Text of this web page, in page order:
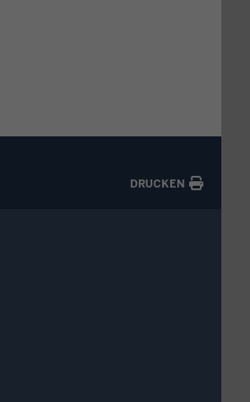
DRUCKEN